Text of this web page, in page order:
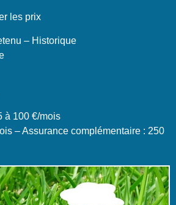
les prix
– Historique
à 100 €/mois
– Assurance complémentaire : 250